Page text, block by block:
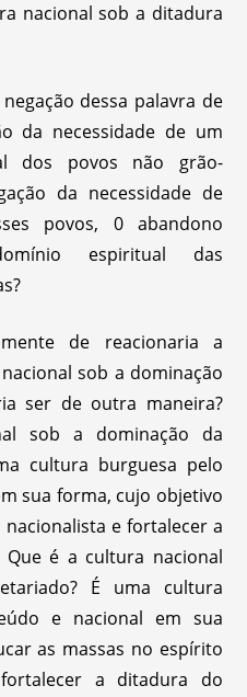
nacional sob a ditadura
dessa palavra de
da necessidade de um
dos povos não grão-
da necessidade de
povos, 0 abandono
espiritual das
de reacionaria a
sob a dominação
ser de outra maneira?
sob a dominação da
cultura burguesa pelo
sua forma, cujo objetivo
e fortalecer a
é a cultura nacional
É uma cultura
e nacional em sua
as massas no espírito
a ditadura do